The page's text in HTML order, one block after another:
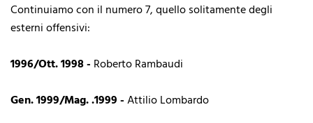
Continuiamo con il numero 7, quello solitamente degli
esterni offensivi:
1996/Ott. 1998 - Roberto Rambaudi
Gen. 1999/Mag. .1999 -Attilio Lombardo